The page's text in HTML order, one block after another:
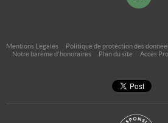
Mentions Légales Politique de protection des
Notre barème d'honoraires
Plan du site Accès